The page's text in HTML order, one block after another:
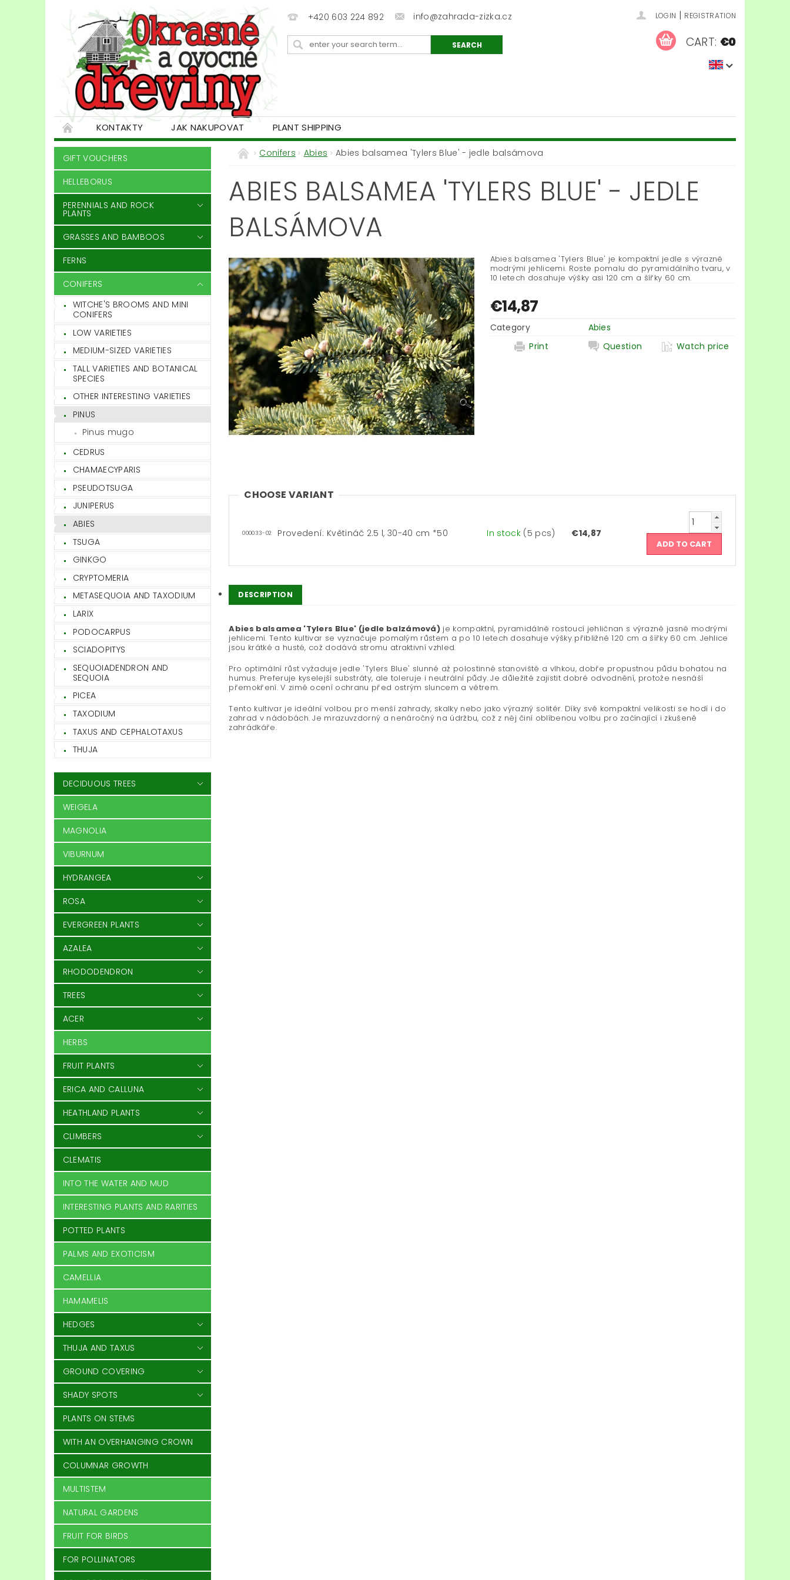
+420 603 224 892 info@zahrada-zizka.cz LOGIN | REGISTRATION
CART: €0
KONTAKTY JAK NAKUPOVAT PLANT SHIPPING
GIFT VOUCHERS
HELLEBORUS
PERENNIALS AND ROCK
PLANTS
GRASSES AND BAMBOOS
FERNS
CONIFERS
WITCHE'S BROOMS AND MINI
CONIFERS
LOW VARIETIES
MEDIUM-SIZED VARIETIES
TALL VARIETIES AND BOTANICAL
SPECIES
OTHER INTERESTING VARIETIES
PINUS
Pinus mugo
CEDRUS
CHAMAECYPARIS
PSEUDOTSUGA
JUNIPERUS
ABIES
TSUGA
GINKGO
CRYPTOMERIA
METASEQUOIA AND TAXODIUM
LARIX
PODOCARPUS
SCIADOPITYS
SEQUOIADENDRON AND
SEQUOIA
PICEA
TAXODIUM
TAXUS AND CEPHALOTAXUS
THUJA
DECIDUOUS TREES
WEIGELA
MAGNOLIA
VIBURNUM
HYDRANGEA
ROSA
EVERGREEN PLANTS
AZALEA
RHODODENDRON
TREES
ACER
HERBS
FRUIT PLANTS
ERICA AND CALLUNA
HEATHLAND PLANTS
CLIMBERS
CLEMATIS
INTO THE WATER AND MUD
INTERESTING PLANTS AND RARITIES
POTTED PLANTS
PALMS AND EXOTICISM
CAMELLIA
HAMAMELIS
HEDGES
THUJA AND TAXUS
GROUND COVERING
SHADY SPOTS
PLANTS ON STEMS
WITH AN OVERHANGING CROWN
COLUMNAR GROWTH
MULTISTEM
NATURAL GARDENS
FRUIT FOR BIRDS
FOR POLLINATORS
Conifers Abies Abies balsamea 'Tylers Blue' - jedle balsámova
ABIES BALSAMEA 'TYLERS BLUE' - JEDLE
BALSÁMOVA
Abies balsamea 'Tylers Blue' je kompaktní jedle s výrazně
modrými jehlicemi. Roste pomalu do pyramidálního tvaru, v
10 letech dosahuje výšky asi 120 cm a šířky 60 cm.
€14,87
Category
Abies
Print
Question Watch price
CHOOSE VARIANT
000033-02 Provedení: Květináč 2.5 l, 30-40 cm *50 In stock (5 pcs) €14,87
DESCRIPTION
Abies balsamea 'Tylers Blue' (jedle balzámová) je kompaktní, pyramidálně rostoucí jehličnan s výrazně jasně modrými
jehlicemi. Tento kultivar se vyznačuje pomalým růstem a po 10 letech dosahuje výšky přibližně 120 cm a šířky 60 cm. Jehlice
jsou krátké a husté, což dodává stromu atraktivní vzhled.
Pro optimální růst vyžaduje jedle 'Tylers Blue' slunné až polostinné stanoviště a vlhkou, dobře propustnou půdu bohatou na
humus. Preferuje kyselejší substráty, ale toleruje i neutrální půdy. Je důležité zajistit dobré odvodnění, protože nesnáší
přemokření. V zimě ocení ochranu před ostrým sluncem a větrem.
Tento kultivar je ideální volbou pro menší zahrady, skalky nebo jako výrazný solitér. Díky své kompaktní velikosti se hodí i do
zahrad v nádobách. Je mrazuvzdorný a nenáročný na údržbu, což z něj činí oblíbenou volbu pro začínající i zkušené
zahrádkáře.